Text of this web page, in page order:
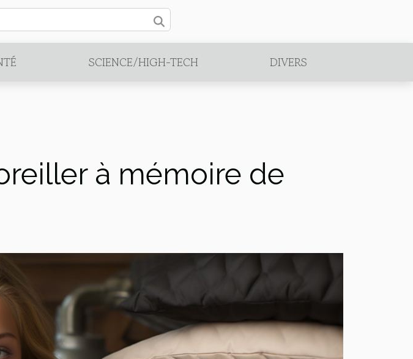
SCIENCE/HIGH-TECH DIVERS
à mémoire de